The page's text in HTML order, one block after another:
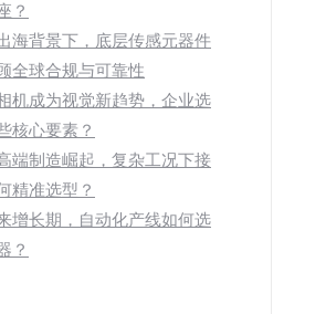
？
海背景下，底层传感元器件
全球合规与可靠性
机成为视觉新趋势，企业选
核心要素？
端制造崛起，复杂工况下接
精准选型？
增长期，自动化产线如何选
？